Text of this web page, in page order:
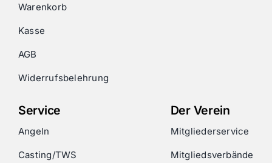
Warenkorb
Kasse
AGB
Widerrufsbelehrung
Service
Angeln
Casting/TWS
Der Verein
Mitgliederservice
Mitgliedsverbände